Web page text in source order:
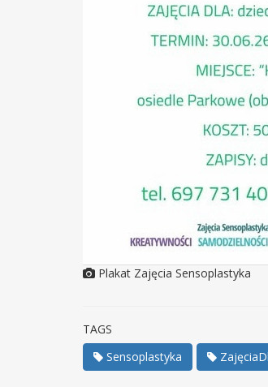
Plakat Zajęcia Sensoplastyka
TAGS
Sensoplastyka